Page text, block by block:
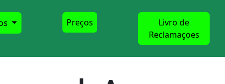
Preços
Livro de
Reclamaçoes